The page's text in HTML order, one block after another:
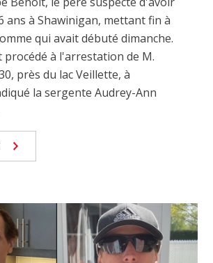
ans à Shawinigan, mettant fin à
qui avait débuté dimanche.
procédé à l'arrestation de M.
près du lac Veillette, à
la sergente Audrey-Ann